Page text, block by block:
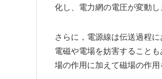
化し、電力網の電圧が変動し
さらに，電源線は伝送過程
電磁や電場を妨害すること
場の作用に加えて磁場の作用